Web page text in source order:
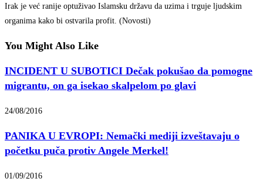
Irak je već ranije optuživao Islamsku državu da uzima i trguje ljudskim
organima kako bi ostvarila profit. (Novosti)
You Might Also Like
INCIDENT U SUBOTICI Dečak pokušao da pomogne
migrantu, on ga isekao skalpelom po glavi
24/08/2016
PANIKA U EVROPI: Nemački mediji izveštavaju o
početku puča protiv Angele Merkel!
01/09/2016